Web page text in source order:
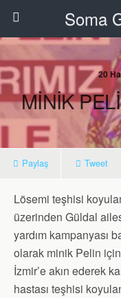
Soma
20
MİNİK
Paylaş Tweet
Lösemi teşhisi
üzerinden Güldal
yardım kampanyası
olarak minik Pelin
İzmir’e akın ederek
hastası teşhisi